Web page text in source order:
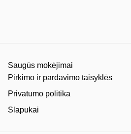
Saugūs mokėjimai
Pirkimo ir pardavimo taisyklės
Privatumo politika
Slapukai